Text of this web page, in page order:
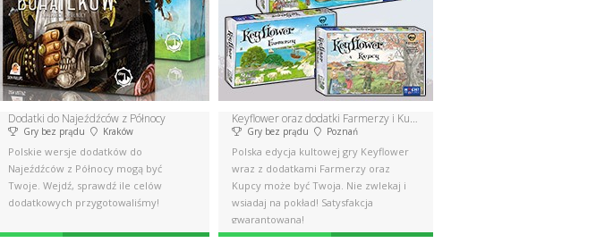
Dodatki do Najeźdźców z Północy
Gry bez prądu Kraków
Polskie wersje dodatków do
Najeźdźców z Północy mogą być
Twoje. Wejdź, sprawdź ile celów
dodatkowych przygotowaliśmy!
Keyflower oraz dodatki Farmerzy i Kupcy
Gry bez prądu Poznań
Polska edycja kultowej gry Keyflower
wraz z dodatkami Farmerzy oraz
Kupcy może być Twoja. Nie zwlekaj i
wsiadaj na pokład! Satysfakcja
gwarantowana!